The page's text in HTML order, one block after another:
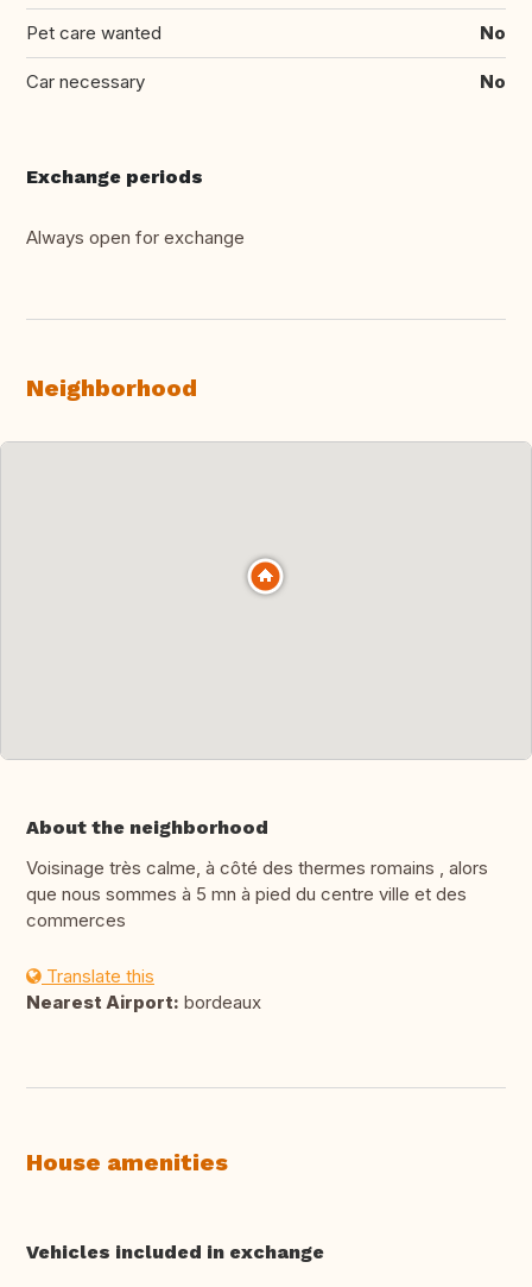
Pet care wanted No
Car necessary No
Exchange periods
Always open for exchange
Neighborhood
About the neighborhood
Voisinage très calme, à côté des thermes romains , alors
que nous sommes à 5 mn à pied du centre ville et des
commerces
Translate this
Nearest Airport: bordeaux
House amenities
Vehicles included in exchange